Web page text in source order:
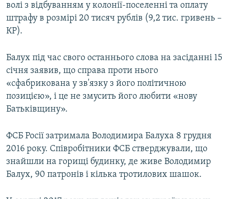
волі з відбуванням у колонії-поселенні та оплату
штрафу в розмірі 20 тисяч рублів (9,2 тис. гривень –
КР).
Балух під час свого останнього слова на засіданні 15
січня заявив, що справа проти нього
«сфабрикована у зв'язку з його політичною
позицією», і це не змусить його любити «нову
Батьківщину».
ФСБ Росії затримала Володимира Балуха 8 грудня
2016 року. Співробітники ФСБ стверджували, що
знайшли на горищі будинку, де живе Володимир
Балух, 90 патронів і кілька тротилових шашок.